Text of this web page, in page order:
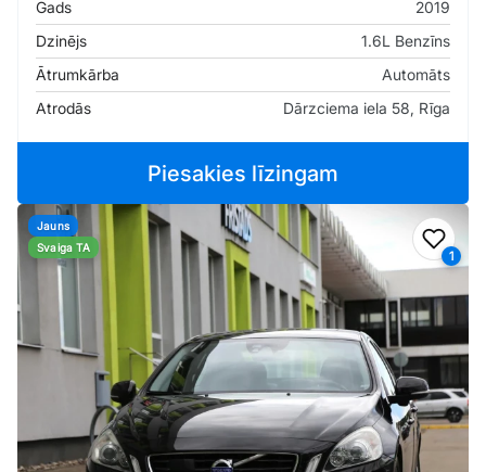
Gads
2019
Dzinējs
1.6L Benzīns
Ātrumkārba
Automāts
Atrodās
Dārzciema iela 58, Rīga
Piesakies līzingam
1
Jauns
Svaiga TA